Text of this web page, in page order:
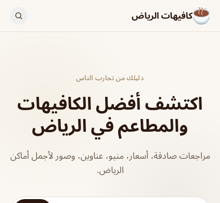
كافيهات الرياض
دليلك من تجارب الناس
اكتشف أفضل الكافيهات
والمطاعم في الرياض
مراجعات صادقة، أسعار، منيو، عناوين، وصور لأجمل أماكن
الرياض.